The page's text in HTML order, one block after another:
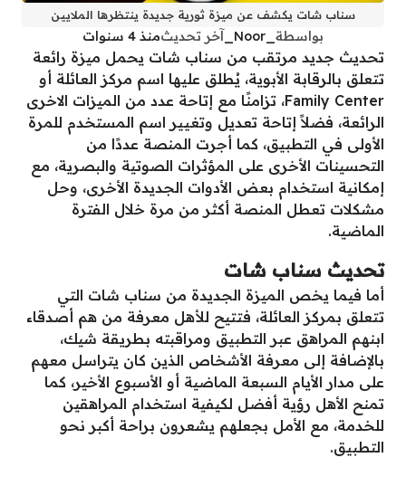
سناب شات يكشف عن ميزة ثورية جديدة ينتظرها الملايين
بواسطة آخر تحديثمنذ 4 سنوات
تحديث جديد مرتقب من سناب شات يحمل ميزة رائعة
تتعلق بالرقابة الأبوية، يُطلق عليها اسم مركز العائلة أو
Family Center، تزامنًا مع إتاحة عدد من الميزات الاخرى
الرائعة، فضلاً إتاحة تعديل وتغيير اسم المستخدم للمرة
الأولى في التطبيق، كما أجرت المنصة عددًا من
التحسينات الأخرى على المؤثرات الصوتية والبصرية، مع
إمكانية استخدام بعض الأدوات الجديدة الأخرى، وحل
مشكلات تعطل المنصة أكثر من مرة خلال الفترة
الماضية.
تحديث سناب شات
أما فيما يخص الميزة الجديدة من سناب شات التي
تتعلق بمركز العائلة، فتتيح للأهل معرفة من هم أصدقاء
ابنهم المراهق عبر التطبيق ومراقبته بطريقة شيك،
بالإضافة إلى معرفة الأشخاص الذين كان يتراسل معهم
على مدار الأيام السبعة الماضية أو الأسبوع الأخير، كما
تمنح الأهل رؤية أفضل لكيفية استخدام المراهقين
للخدمة، مع الأمل بجعلهم يشعرون براحة أكبر نحو
التطبيق.